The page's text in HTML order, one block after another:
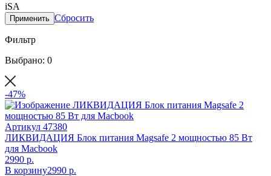
iSA
Применить Сбросить
Фильтр
Выбрано: 0
-47%
Артикул 47380
ЛИКВИДАЦИЯ Блок питания Magsafe 2 мощностью 85 Вт
для Macbook
2990 р.
В корзину2990 р.